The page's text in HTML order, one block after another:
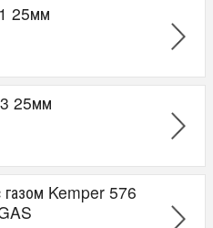
25мм
25мм
газом Kemper 576